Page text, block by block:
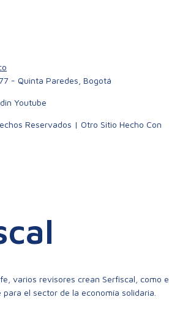
- Quinta Paredes, Bogotá
Youtube
Reservados | Otro Sitio Hecho Con
varios revisores crean Serfiscal, como
para el sector de la economía solidaria.